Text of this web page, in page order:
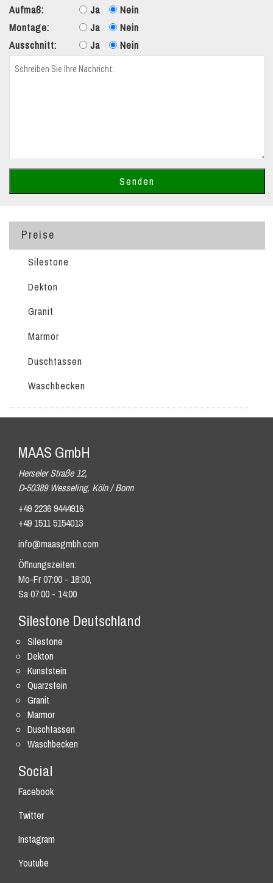
Aufmaß: Ja
Nein
Montage:
Ja
Nein
Ausschnitt:
Ja Nein
Preise
Silestone
Dekton
Granit
Marmor
Duschtassen
Waschbecken
MAAS GmbH
Herseler Straße 12,
D-50389 Wesseling, Köln / Bonn
+49 2236 9444916
+49 1511 5154013
info@maasgmbh.com
Öffnungszeiten:
Mo-Fr 07:00 - 18:00,
Sa 07:00 - 14:00
Silestone Deutschland
Silestone
Dekton
Kunststein
Quarzstein
Granit
Marmor
Duschtassen
Waschbecken
Social
Facebook
Twitter
Instagram
Youtube